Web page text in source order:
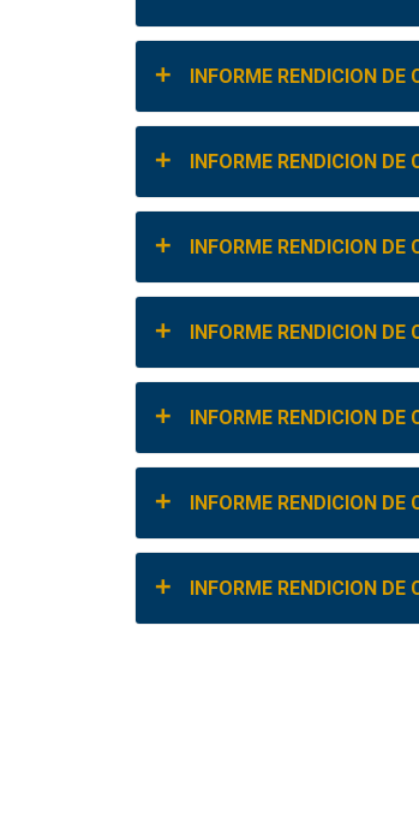
INFORME RENDICION DE
INFORME RENDICION DE
INFORME RENDICION DE
INFORME RENDICION DE
INFORME RENDICION DE
INFORME RENDICION DE
INFORME RENDICION DE